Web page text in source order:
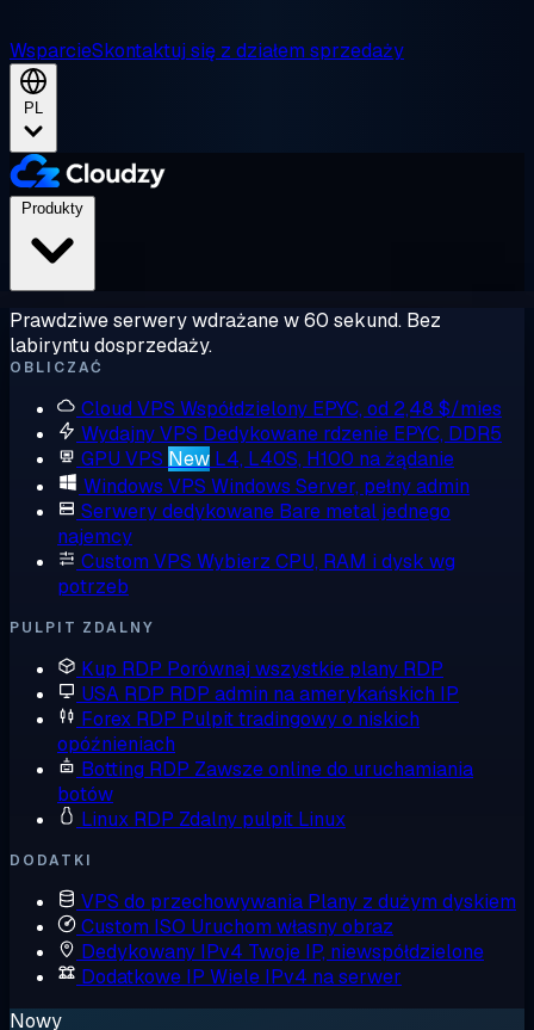
WsparcieSkontaktuj się z działem sprzedaży
PL
Prawdziwe serwery wdrażane w 60 sekund. Bez
labiryntu dosprzedaży.
OBLICZAĆ
Cloud VPS Współdzielony EPYC, od 2,48 $/mies
Wydajny VPS Dedykowane rdzenie EPYC, DDR5
GPU VPS New L4, L40S, H100 na żądanie
Windows VPS Windows Server, pełny admin
Serwery dedykowane Bare metal jednego
najemcy
Custom VPS Wybierz CPU, RAM i dysk wg
potrzeb
PULPIT ZDALNY
Kup RDP Porównaj wszystkie plany RDP
USA RDP RDP admin na amerykańskich IP
Forex RDP Pulpit tradingowy o niskich
opóźnieniach
Botting RDP Zawsze online do uruchamiania
botów
Linux RDP Zdalny pulpit Linux
DODATKI
VPS do przechowywania Plany z dużym dyskiem
Custom ISO Uruchom własny obraz
Dedykowany IPv4 Twoje IP, niewspółdzielone
Dodatkowe IP Wiele IPv4 na serwer
Nowy